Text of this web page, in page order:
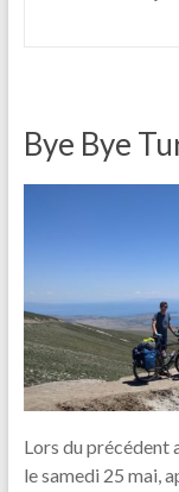
Bye Bye
Lors du précédent
le samedi 25 mai,